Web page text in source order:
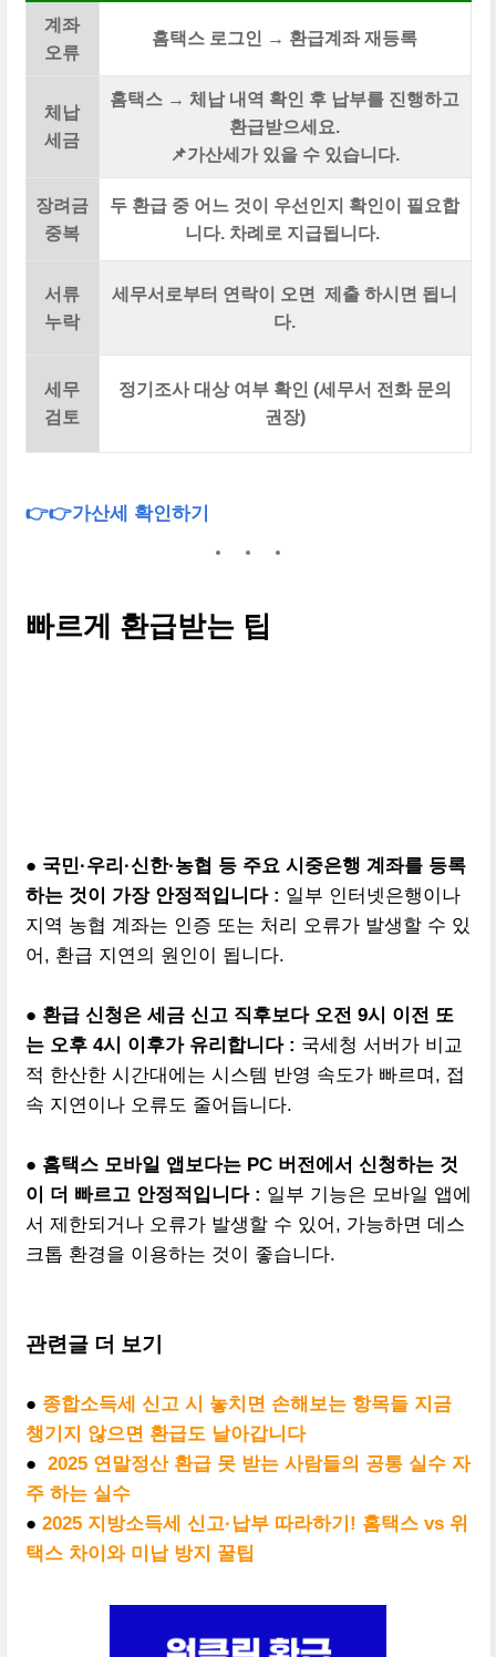
계좌
오류
홈택스 로그인 → 환급계좌 재등록
체납
세금
홈택스 → 체납 내역 확인 후 납부를 진행하고
환급받으세요.
📌가산세가 있을 수 있습니다.
장려금
중복
두 환급 중 어느 것이 우선인지 확인이 필요합
니다. 차례로 지급됩니다.
서류
누락
세무서로부터 연락이 오면 제출 하시면 됩니
다.
세무
검토
정기조사 대상 여부 확인 (세무서 전화 문의
권장)
👉👉가산세 확인하기
빠르게 환급받는 팁
● 국민·우리·신한·농협 등 주요 시중은행 계좌를 등록
하는 것이 가장 안정적입니다 : 일부 인터넷은행이나
지역 농협 계좌는 인증 또는 처리 오류가 발생할 수 있
어, 환급 지연의 원인이 됩니다.
● 환급 신청은 세금 신고 직후보다 오전 9시 이전 또
는 오후 4시 이후가 유리합니다 : 국세청 서버가 비교
적 한산한 시간대에는 시스템 반영 속도가 빠르며, 접
속 지연이나 오류도 줄어듭니다.
● 홈택스 모바일 앱보다는 PC 버전에서 신청하는 것
이 더 빠르고 안정적입니다 : 일부 기능은 모바일 앱에
서 제한되거나 오류가 발생할 수 있어, 가능하면 데스
크톱 환경을 이용하는 것이 좋습니다.
관련글 더 보기
● 종합소득세 신고 시 놓치면 손해보는 항목들 지금
챙기지 않으면 환급도 날아갑니다
● 2025 연말정산 환급 못 받는 사람들의 공통 실수 자
주 하는 실수
● 2025 지방소득세 신고·납부 따라하기! 홈택스 vs 위
택스 차이와 미납 방지 꿀팁